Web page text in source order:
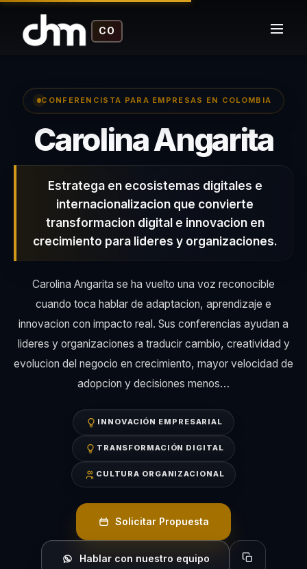
CO
CONFERENCISTA PARA EMPRESAS EN COLOMBIA
Carolina Angarita–
Estratega en ecosistemas digitales e
internacionalizacion que convierte
transformacion digital e innovacion en
crecimiento para lideres y organizaciones.
Carolina Angarita se ha vuelto una voz reconocible
cuando toca hablar de adaptacion, aprendizaje e
innovacion con impacto real. Sus conferencias ayudan a
lideres y organizaciones a traducir cambio, creatividad y
evolucion del negocio en crecimiento, mayor velocidad de
adopcion y decisiones menos…
INNOVACIÓN EMPRESARIAL
TRANSFORMACIÓN DIGITAL
CULTURA ORGANIZACIONAL
Solicitar Propuesta
Hablar con nuestro equipo Copiar perfil